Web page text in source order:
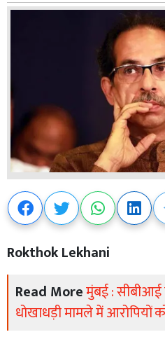
Rokthok Lekhani
Read Moreमुंबई :
धोखाधड़ी मामले में आरोपियों